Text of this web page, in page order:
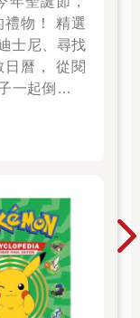
禮物！ 精選
士尼、尋找
日曆， 從閱
一起倒數歡
it, Feel the